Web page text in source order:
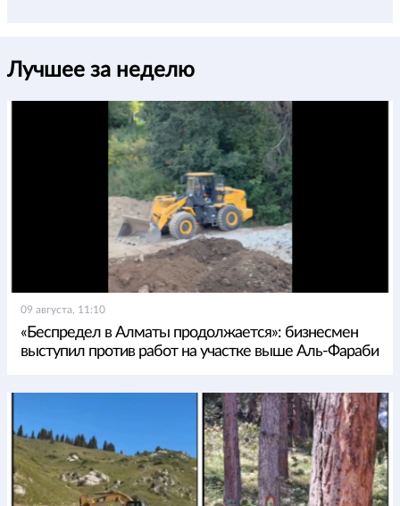
Лучшее за неделю
09 августа, 11:10
«Беспредел в Алматы продолжается»: бизнесмен
выступил против работ на участке выше Аль-Фараби